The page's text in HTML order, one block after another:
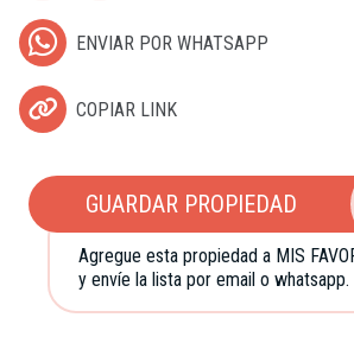
ENVIAR POR WHATSAPP
COPIAR LINK
GUARDAR PROPIEDAD
Agregue esta propiedad a MIS
y envíe la lista por email o whatsapp.